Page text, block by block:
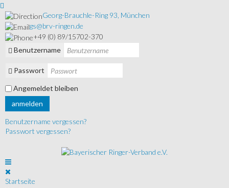
Georg-Brauchle-Ring 93, München
gs@brv-ringen.de
+49 (0) 89/15702-370
Benutzername
Passwort
Angemeldet bleiben
anmelden
Benutzername vergessen?
Passwort vergessen?
Startseite